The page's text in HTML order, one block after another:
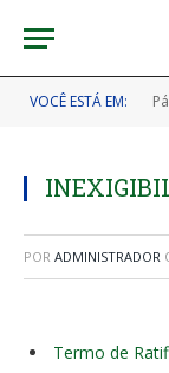
VOCÊ ESTÁ EM:
POR ADMINISTRADOR
Termo de